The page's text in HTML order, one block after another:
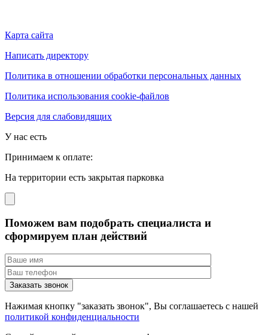
Карта сайта
Написать директору
Политика в отношении обработки персональных данных
Политика использования cookie-файлов
Версия для слабовидящих
У нас есть
Принимаем к оплате:
На территории есть закрытая парковка
Поможем вам подобрать специалиста и
сформируем план действий
Нажимая кнопку "заказать звонок", Вы соглашаетесь с нашей
политикой конфиденциальности